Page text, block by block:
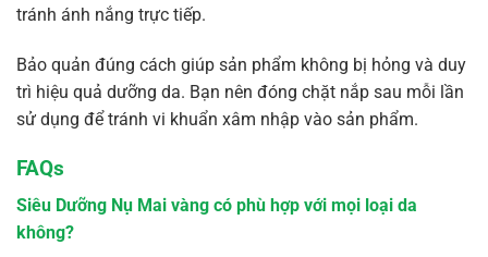
tránh ánh nắng trực tiếp.
Bảo quản đúng cách giúp sản phẩm không bị hỏng và duy
trì hiệu quả dưỡng da. Bạn nên đóng chặt nắp sau mỗi lần
sử dụng để tránh vi khuẩn xâm nhập vào sản phẩm.
FAQs
Siêu Dưỡng Nụ Mai vàng có phù hợp với mọi loại da
không?